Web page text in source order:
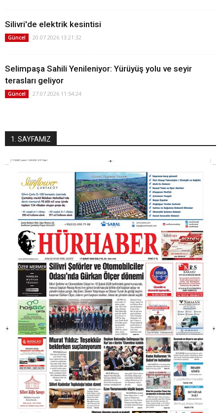
Silivri'de elektrik kesintisi
Güncel 20.07.2026 13:21:32
Selimpaşa Sahili Yenileniyor: Yürüyüş yolu ve seyir
terasları geliyor
Güncel 27.07.2026 11:54:24
1. SAYFAMIZ